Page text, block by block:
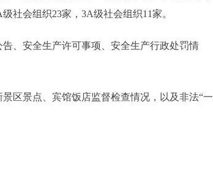
社会组织23家，3A级社会组织11家。
、安全生产许可事项、安全生产行政处罚情
区景点、宾馆饭店监督检查情况，以及非法“一